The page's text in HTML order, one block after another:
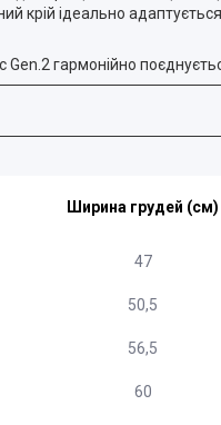
крій ідеально
гармонійно
Ширина грудей (см)
47
50,5
56,5
60